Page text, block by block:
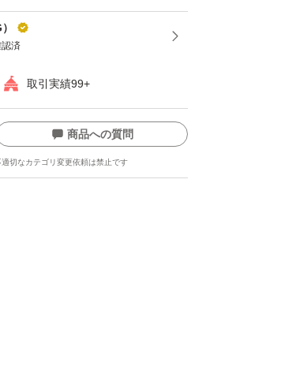
済
取引実績99+
商品への質問
切なカテゴリ変更依頼は禁止です